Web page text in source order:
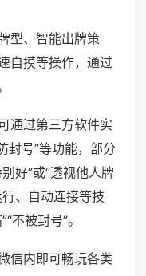
型、智能出牌策
自摸等操作，通过
通过第三方软件实
封号”等功能，部分
好”或“透视他人牌
、自动连接等技
不被封号”。
信内即可畅玩各类